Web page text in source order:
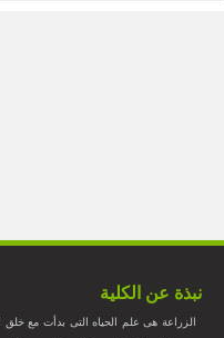
نبذة عن الكلية
الزراعة هى علم الحياه التى بدأت مع خلق